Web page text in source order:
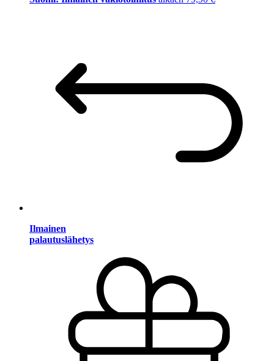
Ilmainen
palautuslähetys